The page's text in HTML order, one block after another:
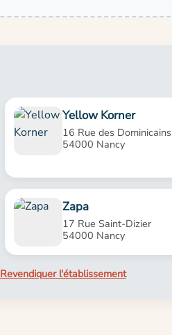
Yellow Korner
16 Rue des Dominicains
54000 Nancy
Zapa
17 Rue Saint-Dizier
54000 Nancy
Revendiquer l'établissement